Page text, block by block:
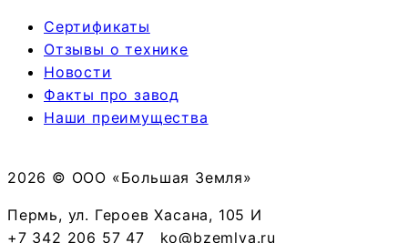
Сертификаты
Отзывы о технике
Новости
Факты про завод
Наши преимущества
2026 © ООО «Большая Земля»
Пермь, ул. Героев Хасана, 105 И
+7 342 206 57 47 ko@bzemlya.ru